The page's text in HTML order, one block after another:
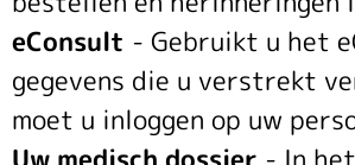
eConsult - Gebruikt u het
gegevens die u verstrekt
moet u inloggen op uw